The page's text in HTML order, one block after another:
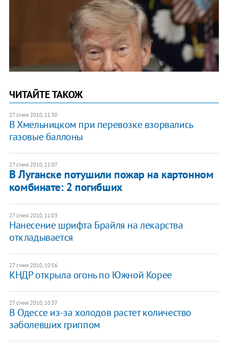
ЧИТАЙТЕ ТАКОЖ
27 січня 2010, 11:30
В Хмельницком при перевозке взорвались
газовые баллоны
27 січня 2010, 11:07
В Луганске потушили пожар на картонном
комбинате: 2 погибших
27 січня 2010, 11:03
Нанесение шрифта Брайля на лекарства
откладывается
27 січня 2010, 10:56
КНДР открыла огонь по Южной Корее
27 січня 2010, 10:37
В Одессе из-за холодов растет количество
заболевших гриппом